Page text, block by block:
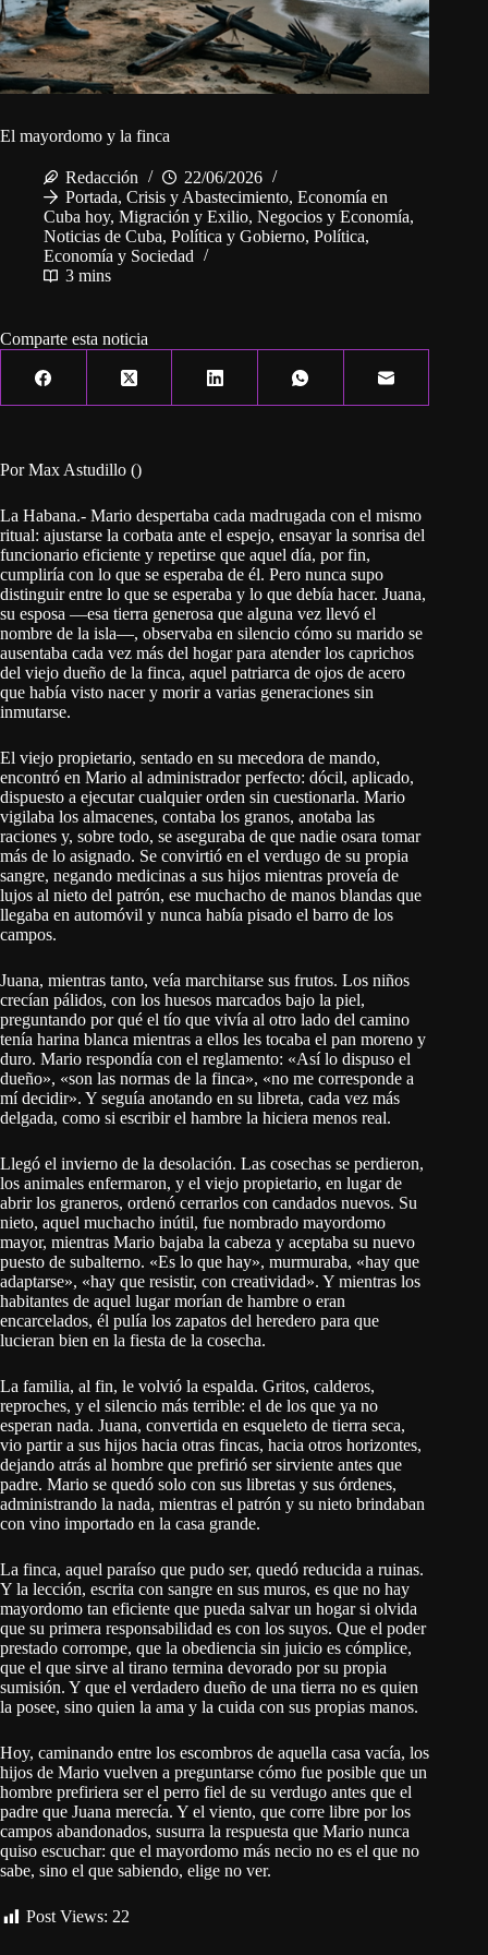
El mayordomo y la finca
Redacción
22/06/2026
Portada, Crisis y Abastecimiento, Economía en
Cuba hoy, Migración y Exilio, Negocios y Economía,
Noticias de Cuba, Política y Gobierno, Política,
Economía y Sociedad
3 mins
Comparte esta noticia
Por Max Astudillo ()
La Habana.- Mario despertaba cada madrugada con el mismo
ritual: ajustarse la corbata ante el espejo, ensayar la sonrisa del
funcionario eficiente y repetirse que aquel día, por fin,
cumpliría con lo que se esperaba de él. Pero nunca supo
distinguir entre lo que se esperaba y lo que debía hacer. Juana,
su esposa —esa tierra generosa que alguna vez llevó el
nombre de la isla—, observaba en silencio cómo su marido se
ausentaba cada vez más del hogar para atender los caprichos
del viejo dueño de la finca, aquel patriarca de ojos de acero
que había visto nacer y morir a varias generaciones sin
inmutarse.
El viejo propietario, sentado en su mecedora de mando,
encontró en Mario al administrador perfecto: dócil, aplicado,
dispuesto a ejecutar cualquier orden sin cuestionarla. Mario
vigilaba los almacenes, contaba los granos, anotaba las
raciones y, sobre todo, se aseguraba de que nadie osara tomar
más de lo asignado. Se convirtió en el verdugo de su propia
sangre, negando medicinas a sus hijos mientras proveía de
lujos al nieto del patrón, ese muchacho de manos blandas que
llegaba en automóvil y nunca había pisado el barro de los
campos.
Juana, mientras tanto, veía marchitarse sus frutos. Los niños
crecían pálidos, con los huesos marcados bajo la piel,
preguntando por qué el tío que vivía al otro lado del camino
tenía harina blanca mientras a ellos les tocaba el pan moreno y
duro. Mario respondía con el reglamento: «Así lo dispuso el
dueño», «son las normas de la finca», «no me corresponde a
mí decidir». Y seguía anotando en su libreta, cada vez más
delgada, como si escribir el hambre la hiciera menos real.
Llegó el invierno de la desolación. Las cosechas se perdieron,
los animales enfermaron, y el viejo propietario, en lugar de
abrir los graneros, ordenó cerrarlos con candados nuevos. Su
nieto, aquel muchacho inútil, fue nombrado mayordomo
mayor, mientras Mario bajaba la cabeza y aceptaba su nuevo
puesto de subalterno. «Es lo que hay», murmuraba, «hay que
adaptarse», «hay que resistir, con creatividad». Y mientras los
habitantes de aquel lugar morían de hambre o eran
encarcelados, él pulía los zapatos del heredero para que
lucieran bien en la fiesta de la cosecha.
La familia, al fin, le volvió la espalda. Gritos, calderos,
reproches, y el silencio más terrible: el de los que ya no
esperan nada. Juana, convertida en esqueleto de tierra seca,
vio partir a sus hijos hacia otras fincas, hacia otros horizontes,
dejando atrás al hombre que prefirió ser sirviente antes que
padre. Mario se quedó solo con sus libretas y sus órdenes,
administrando la nada, mientras el patrón y su nieto brindaban
con vino importado en la casa grande.
La finca, aquel paraíso que pudo ser, quedó reducida a ruinas.
Y la lección, escrita con sangre en sus muros, es que no hay
mayordomo tan eficiente que pueda salvar un hogar si olvida
que su primera responsabilidad es con los suyos. Que el poder
prestado corrompe, que la obediencia sin juicio es cómplice,
que el que sirve al tirano termina devorado por su propia
sumisión. Y que el verdadero dueño de una tierra no es quien
la posee, sino quien la ama y la cuida con sus propias manos.
Hoy, caminando entre los escombros de aquella casa vacía, los
hijos de Mario vuelven a preguntarse cómo fue posible que un
hombre prefiriera ser el perro fiel de su verdugo antes que el
padre que Juana merecía. Y el viento, que corre libre por los
campos abandonados, susurra la respuesta que Mario nunca
quiso escuchar: que el mayordomo más necio no es el que no
sabe, sino el que sabiendo, elige no ver.
Post Views: 22